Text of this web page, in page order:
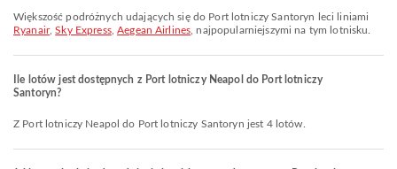
Większość podróżnych udających się do Port lotniczy Santoryn leci liniami
Ryanair,Sky Express,Aegean Airlines , najpopularniejszymi na tym lotnisku.
Ile lotów jest dostępnych z Port lotniczy Neapol do Port lotniczy
Santoryn?
Z Port lotniczy Neapol do Port lotniczy Santoryn jest 4 lotów.